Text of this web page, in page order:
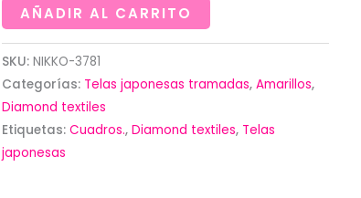
amarillos
de
Diamond
textil-
cantidad
AÑADIR AL CARRITO
SKU: NIKKO-3781
Categorías: Telas japonesas tramadas, Amarillos,
Diamond textiles
Etiquetas: Cuadros., Diamond textiles, Telas
japonesas